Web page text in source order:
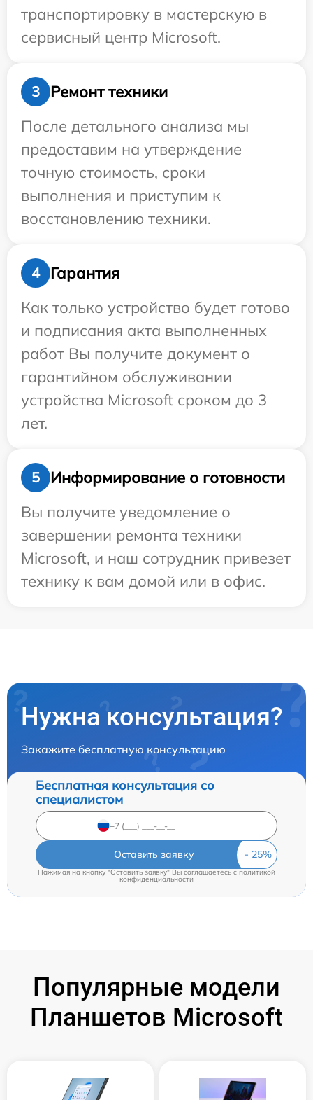
транспортировку в мастерскую в
сервисный центр Microsoft.
3
Ремонт техники
После детального анализа мы
предоставим на утверждение
точную стоимость, сроки
выполнения и приступим к
восстановлению техники.
4
Гарантия
Как только устройство будет готово
и подписания акта выполненных
работ Вы получите документ о
гарантийном обслуживании
устройства Microsoft сроком до 3
лет.
5
Информирование о готовности
Вы получите уведомление о
завершении ремонта техники
Microsoft, и наш сотрудник привезет
технику к вам домой или в офис.
Нужна консультация?
Закажите бесплатную консультацию
Бесплатная консультация со
специалистом
Оставить заявку
Нажимая на кнопку "Оставить заявку" Вы соглашаетесь c политикой
конфиденциальности
Популярные модели
Планшетов Microsoft